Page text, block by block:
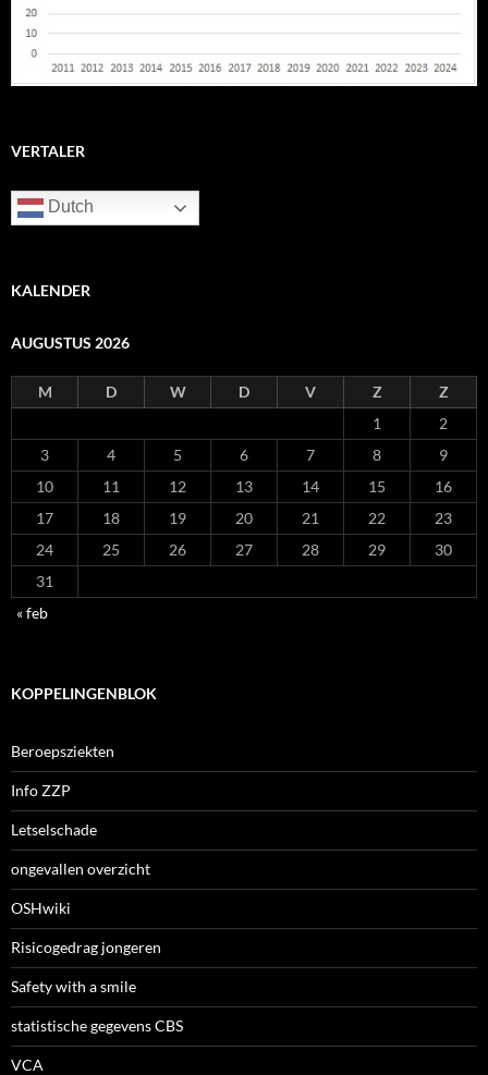
VERTALER
Dutch
KALENDER
AUGUSTUS 2026
M D W D V Z
Z
1
2
3
4 5 6 7 8
9
10
11 12 13 14 15
16
17
18 19 20 21 22
23
24
25 26 27 28 29
30
31
« feb
KOPPELINGENBLOK
Beroepsziekten
Info ZZP
Letselschade
ongevallen overzicht
OSHwiki
Risicogedrag jongeren
Safety with a smile
statistische gegevens CBS
VCA